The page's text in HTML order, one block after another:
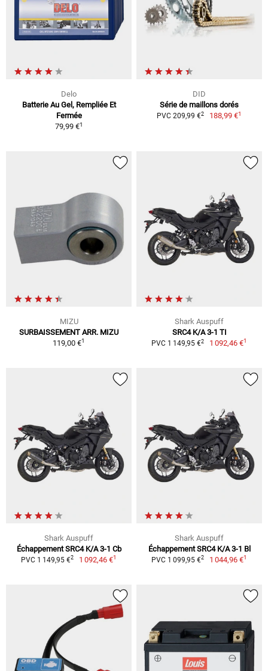
Delo
Batterie Au Gel, Rempliée Et
Fermée
79,99 €1
DID
Série de maillons dorés
PVC 209,99 €2 188,99 €1
MIZU
SURBAISSEMENT ARR. MIZU
119,00 €1
Shark Auspuff
SRC4 K/A 3-1 TI
PVC 1 149,95 €2 1 092,46 €1
Shark Auspuff
Échappement SRC4 K/A 3-1 Cb
PVC 1 149,95 €2 1 092,46 €1
Shark Auspuff
Échappement SRC4 K/A 3-1 Bl
PVC 1 099,95 €2 1 044,96 €1